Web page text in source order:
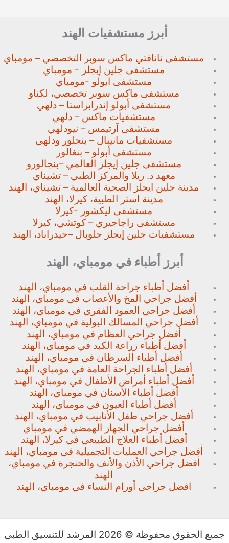
أبرز مستشفيات الهند
مستشفى نانافتي ماكس سوبر التخصصي – مومباي
مستشفى جلين إيجلز - مومباي
مستشفى ابولو -مومباي
مستشفى ماكس سوبر تخصصي، لكناو
مستشفى أبولو إندرابراستا – دلهي
مستشفيات ماكس – دلهي
مستشفى آرتيمس – نيودلهي
مستشفيات مانيبال – بنجلور ودلهي
مستشفى أبولو – بنغالور
مستشفى جلين إيجلز العالمي –بنجالورو
معهد د. ريلا والمركز الطبي – تشيناي
مدينة جلين ايجلز الصحية العالمية – تشيناي، الهند
مدينة استر الطبية، كيرلا، الهند
مستشفى ليكشور -كيرلا
مستشفى راجاجيري – كوتشي، كيرلا
مستشفيات جلين إيجلز جلوبال –حيدراباد، الهند
أبرز أطباء في مومباي، الهند
أفضل أطباء جراحة القلب في مومباي، الهند
أفضل جراحي المخ والأعصاب في مومباي، الهند
أفضل جراحي العمود الفقري في مومباي، الهند
أفضل جراحي المسالك البولية في مومباي، الهند
أفضل جراحي العظام في مومباي، الهند
أفضل أطباء زراعة الكبد في مومباي، الهند
أفضل أطباء السرطان في مومباي، الهند
أفضل أطباء الجراحة العامة في مومباي، الهند
أفضل أطباء أمراض الأطفال في مومباي، الهند
أفضل أطباء الأسنان في مومباي، الهند
أفضل أطباء العيون في مومباي، الهند
أفضل جراحي طفل الأنابيب في مومباي، الهند
أفضل جراحي الجهاز الهمضي في مومباي
أفضل أطباء العلاج الطبيعي في كيرلا، الهند
أفضل جراحي العمليات التجميلية في مومباي، الهند
أفضل جراحي الأذن والأنف والحنجرة في مومباي،
الهند
افضل جراحي أورام النساء في مومباي، الهند
جميع الحقوق محفوظة © 2026 المرشد للتنسيق الطبي